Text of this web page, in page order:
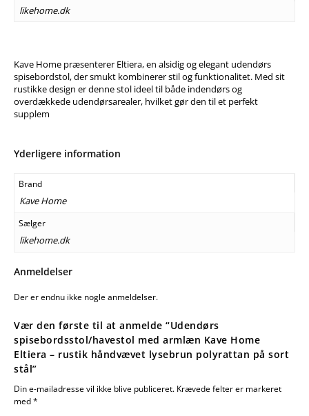
likehome.dk
Kave Home præsenterer Eltiera, en alsidig og elegant udendørs
spisebordstol, der smukt kombinerer stil og funktionalitet. Med sit
rustikke design er denne stol ideel til både indendørs og
overdækkede udendørsarealer, hvilket gør den til et perfekt
supplem
Yderligere information
Brand
Kave Home
Sælger
likehome.dk
Anmeldelser
Der er endnu ikke nogle anmeldelser.
Vær den første til at anmelde “Udendørs
spisebordsstol/havestol med armlæn Kave Home
Eltiera – rustik håndvævet lysebrun polyrattan på sort
stål”
Din e-mailadresse vil ikke blive publiceret. Krævede felter er markeret
med*